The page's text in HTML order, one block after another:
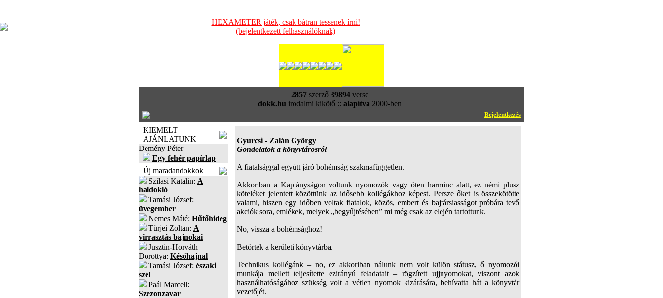
HEXAMETER játék, csak bátran tessenek írni!
(bejelentkezett felhasználóknak)
2857szerző 39894verse
dokk.hu irodalmi kikötő :: alapítva 2000-ben
Bejelentkezés
KIEMELT
AJÁNLATUNK
Demény Péter
Egy fehér papírlap
Új maradandokkok
Szilasi Katalin: A
haldokló
Tamási József:
üvegember
Nemes Máté: Hűtőhideg
Türjei Zoltán: A
virrasztás bajnokai
Jusztin-Horváth
Dorottya: Későhajnal
Tamási József: északi
szél
Paál Marcell:
Szezonzavar
Gyurcsi - Zalán György
Gondolatok a könyvtárosról
A fiatalsággal együtt járó bohémság szakmafüggetlen.
Akkoriban a Kaptányságon voltunk nyomozók vagy öten harminc alatt, ez némi plusz
köteléket jelentett közöttünk az idősebb kollégákhoz képest. Persze őket is összekötötte
valami, hiszen egy időben voltak fiatalok, közös, embert és bajtársiasságot próbára tevő
akciók sora, emlékek, melyek „begyűjtésében” mi még csak az elején tartottunk.
No, vissza a bohémsághoz!
Betörtek a kerületi könyvtárba.
Technikus kollégánk – no, ez akkoriban nálunk nem volt külön státusz, ő nyomozói
munkája mellett teljesítette ezirányú feladatait – rögzített ujjnyomokat, viszont azok
használhatóságához szükség volt a vétlen nyomok kizárására, behívatta hát a könyvtár
vezetőjét.